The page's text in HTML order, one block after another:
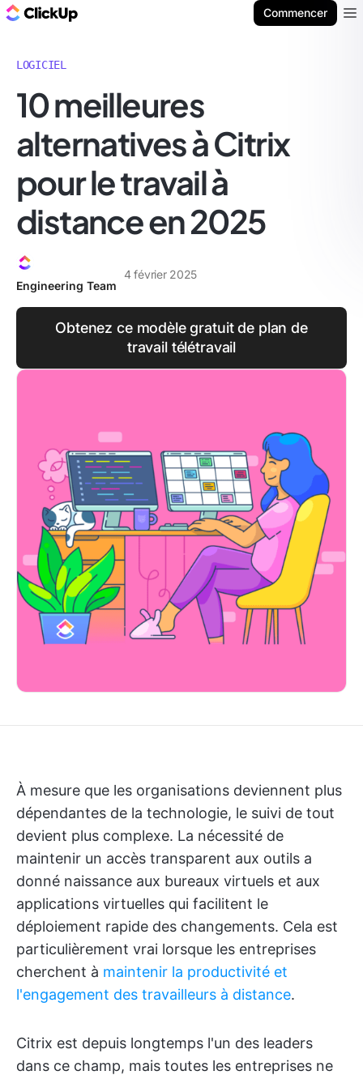
Commencer
LOGICIEL
10 meilleures
alternatives à Citrix
pour le travail à
distance en 2025
Engineering Team
4 février 2025
Obtenez ce modèle gratuit de plan de
travail télétravail
À mesure que les organisations deviennent plus
dépendantes de la technologie, le suivi de tout
devient plus complexe. La nécessité de
maintenir un accès transparent aux outils a
donné naissance aux bureaux virtuels et aux
applications virtuelles qui facilitent le
déploiement rapide des changements. Cela est
particulièrement vrai lorsque les entreprises
cherchent à maintenir la productivité et
l'engagement des travailleurs à distance.
Citrix est depuis longtemps l'un des leaders
dans ce champ, mais toutes les entreprises ne